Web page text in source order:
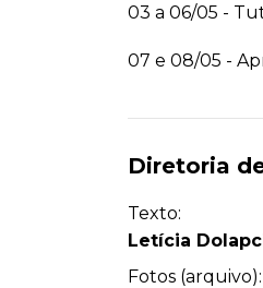
03 a 06/05 -
07 e 08/05 -
Diretoria
Texto:
Letícia
Fotos (arquivo):